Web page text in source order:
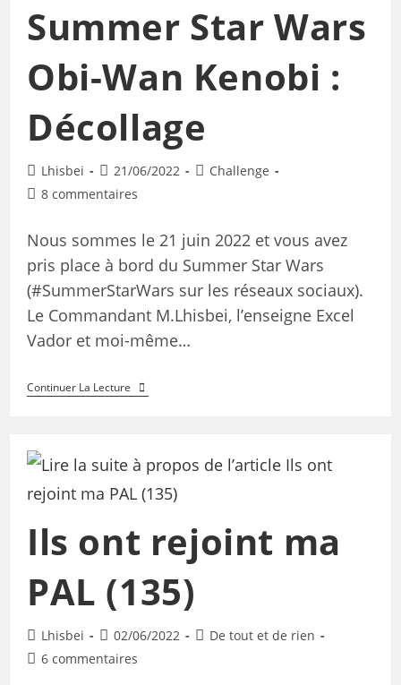
Summer Star Wars
Obi-Wan Kenobi :
Décollage
Lhisbei 21/06/2022
Challenge
8 commentaires
Nous sommes le 21 juin 2022 et vous avez
pris place à bord du Summer Star Wars
(#SummerStarWars sur les réseaux sociaux).
Le Commandant M.Lhisbei, l’enseigne Excel
Vador et moi-même…
Continuer La Lecture
Ils ont rejoint ma
PAL (135)
Lhisbei 02/06/2022
De tout et de rien
6 commentaires